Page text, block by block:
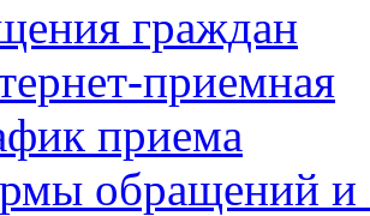
граждан
приемная
приема
обращений и